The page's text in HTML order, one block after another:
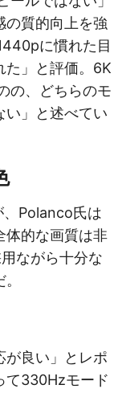
の質的向上を強
に慣れた目
た」と評価。6K
の、どちらのモ
い」と述べてい
、Polanco氏は
体的な画質は非
ながら十分な
が良い」とレポ
て330Hzモード